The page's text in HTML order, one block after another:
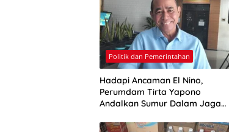
Politik dan Pemerintahan
Hadapi Ancaman El Nino,
Perumdam Tirta Yapono
Andalkan Sumur Dalam Jaga